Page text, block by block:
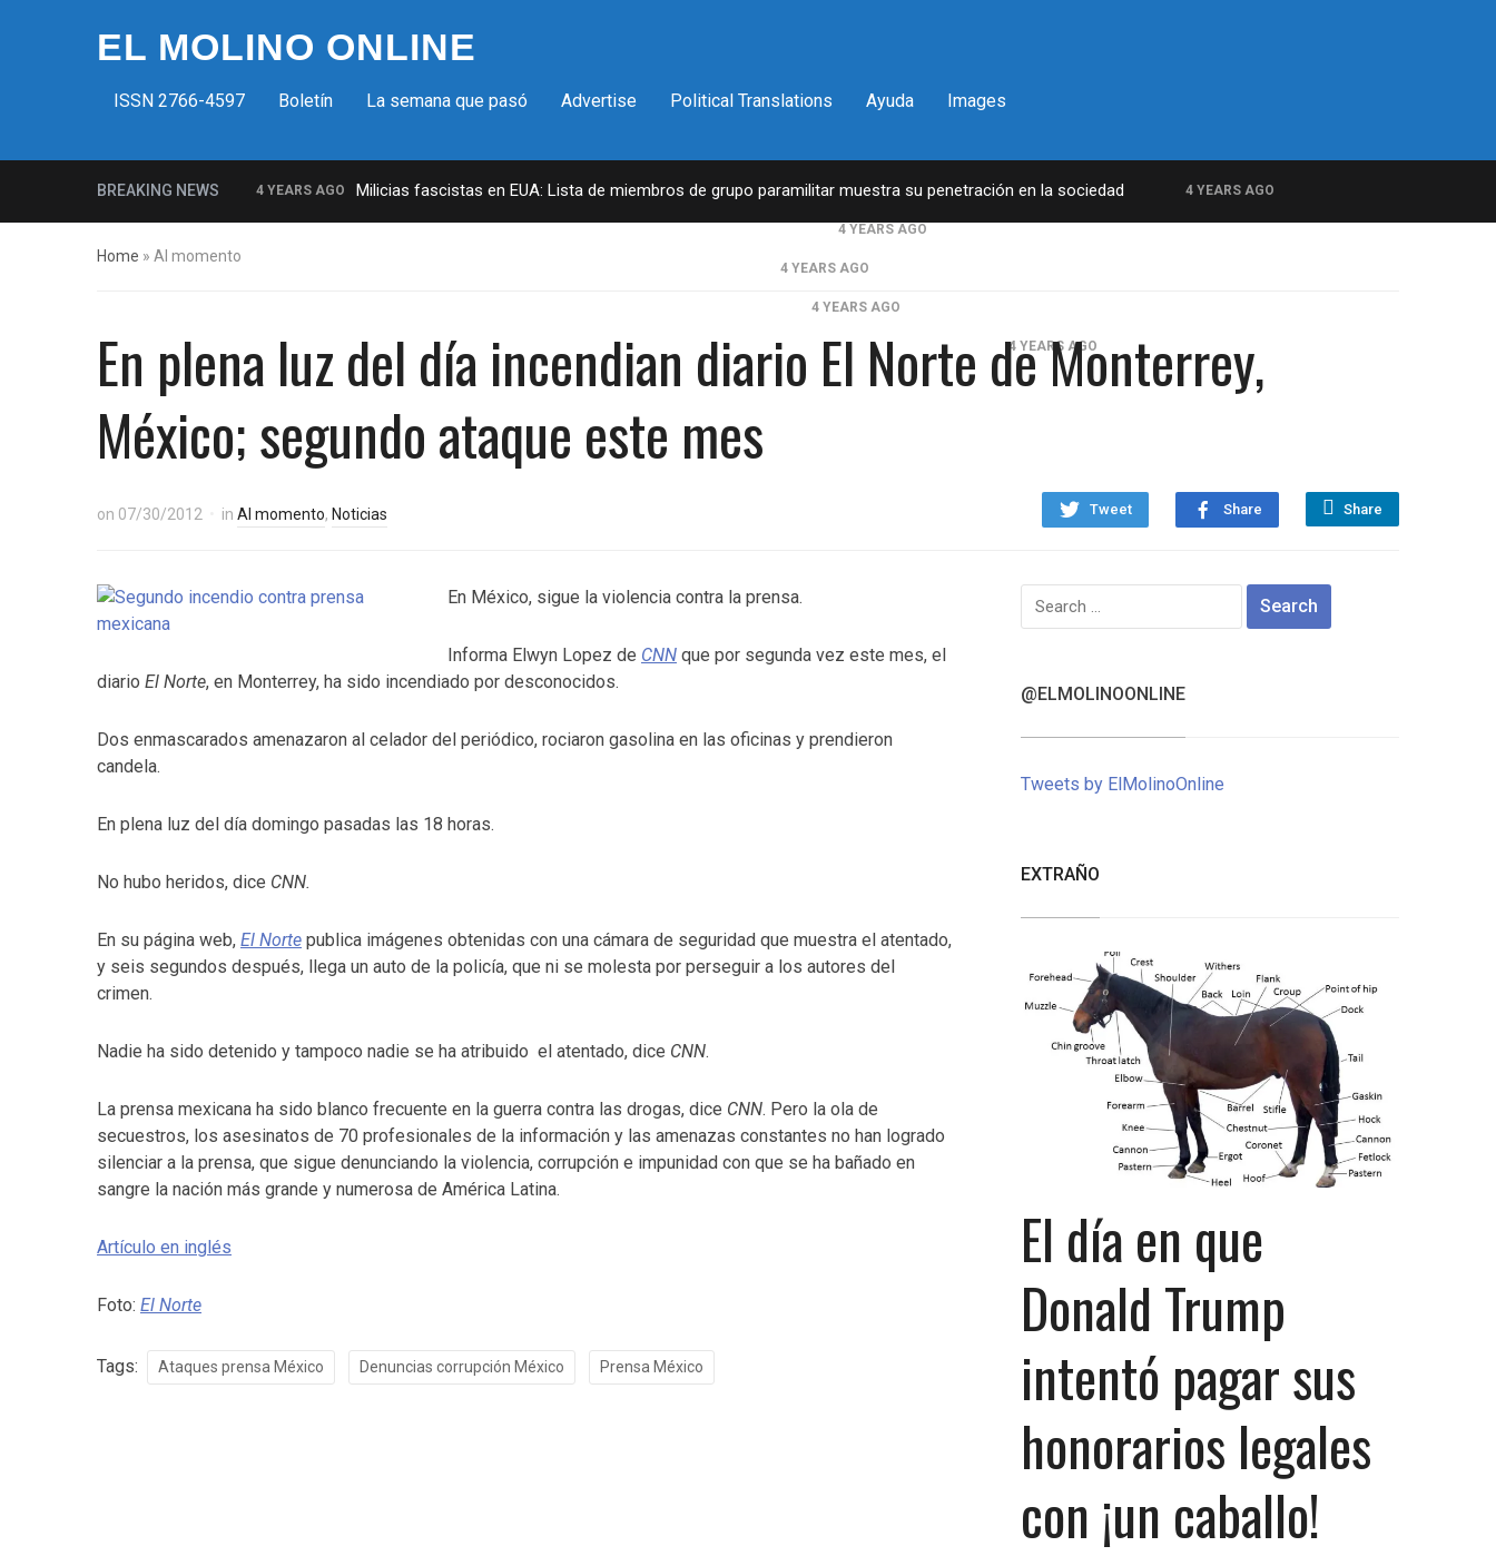
EL MOLINO ONLINE
ISSN 2766-4597 Boletín La semana que pasó Advertise Political Translations Ayuda Images
BREAKING NEWS 4 YEARS AGO Milicias fascistas en EUA: Lista de miembros de grupo paramilitar muestra su penetración en la sociedad 4 YEARS AGO
La increíble y descarada historia del congresista por NY George Santos 4 YEARS AGO
4 YEARS AGO
4 YEARS AGO
¡Finalmente! Cámara de Representantes obtiene declaraciones de impuestos de Donald Trump 4 YEARS AGO
¡Culpable! Jurado en Washington D.C. falla en contra Steward Rhodes, fundador de violento, grupo paramilitar
Home » Al momento
En plena luz del día incendian diario El Norte de Monterrey,
México; segundo ataque este mes
Tweet Share Share
on 07/30/2012 in Al momento, Noticias
En México, sigue la violencia contra la prensa.
Informa Elwyn Lopez de CNN que por segunda vez este mes, el
diario El Norte, en Monterrey, ha sido incendiado por desconocidos.
Dos enmascarados amenazaron al celador del periódico, rociaron gasolina en las oficinas y prendieron
candela.
En plena luz del día domingo pasadas las 18 horas.
No hubo heridos, dice CNN.
En su página web, El Norte publica imágenes obtenidas con una cámara de seguridad que muestra el atentado,
y seis segundos después, llega un auto de la policía, que ni se molesta por perseguir a los autores del
crimen.
Nadie ha sido detenido y tampoco nadie se ha atribuido el atentado, dice CNN.
La prensa mexicana ha sido blanco frecuente en la guerra contra las drogas, dice CNN. Pero la ola de
secuestros, los asesinatos de 70 profesionales de la información y las amenazas constantes no han logrado
silenciar a la prensa, que sigue denunciando la violencia, corrupción e impunidad con que se ha bañado en
sangre la nación más grande y numerosa de América Latina.
Artículo en inglés
Foto: El Norte
Tags: Ataques prensa México Denuncias corrupción México Prensa México
Search
for:
@ELMOLINOONLINE
Tweets by ElMolinoOnline
EXTRAÑO
El día en que
Donald Trump
intentó pagar sus
honorarios legales
con ¡un caballo!